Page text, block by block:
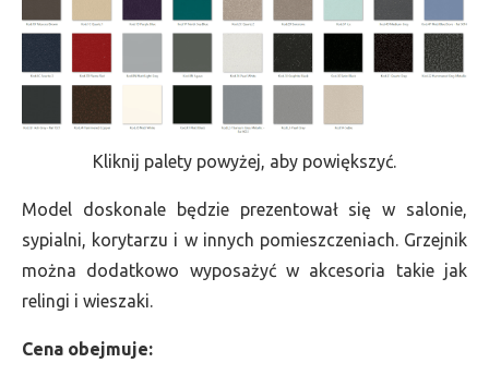
Kliknij palety powyżej, aby powiększyć.
Model doskonale będzie prezentował się w salonie,
sypialni, korytarzu i w innych pomieszczeniach. Grzejnik
można dodatkowo wyposażyć w akcesoria takie jak
relingi i wieszaki.
Cena obejmuje: